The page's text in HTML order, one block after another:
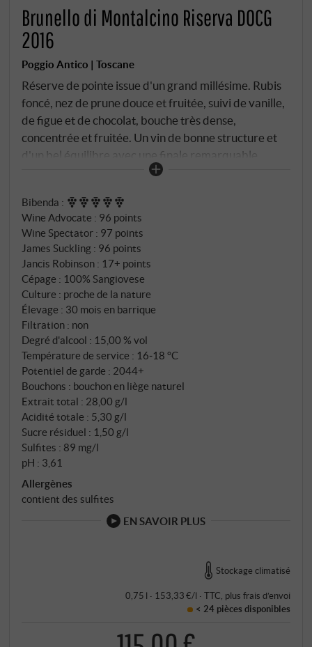
Brunello di Montalcino Riserva DOCG
2016
Poggio Antico | Toscane
Réserve de pointe issue d'un grand millésime. Rubis
foncé, nez de prune douce et fruitée, suivi de vanille,
de figue et de chocolat, bouche très dense,
concentrée et fruitée. Un vin de bonne structure et
d'un bel équilibre avec une finale remarquable.
Bibenda :
Wine Advocate : 96 points
Wine Spectator : 97 points
James Suckling : 96 points
Jancis Robinson : 17+ points
Cépage : 100% Sangiovese
Culture : proche de la nature
Élevage : 30 mois en barrique
Filtration : non
Degré d'alcool : 15,00 % vol
Température de service : 16‑18 °C
Potentiel de garde : 2044+
Bouchons : bouchon en liège naturel
Extrait total : 28,00 g/l
Acidité totale : 5,30 g/l
Sucre résiduel : 1,50 g/l
Sulfites : 89 mg/l
pH : 3,61
Allergènes
contient des sulfites
EN SAVOIR PLUS
Stockage climatisé
0,75 l · 153,33 €/l · TTC, plus frais d’envoi
< 24 pièces disponibles